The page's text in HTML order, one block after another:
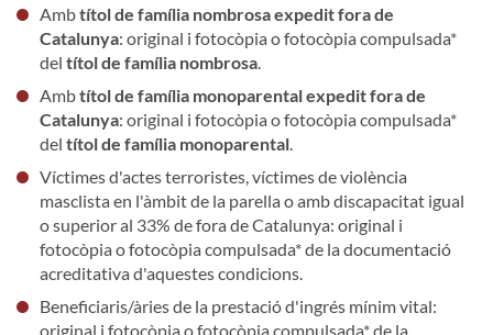
Ambtítol de família nombrosa expedit fora de
Catalunya: original i fotocòpia o fotocòpia compulsada*
del títol de família nombrosa.
Ambtítol de família monoparental expedit fora de
Catalunya: original i fotocòpia o fotocòpia compulsada*
del títol de família monoparental.
Víctimes d'actes terroristes, víctimes de violència
masclista en l'àmbit de la parella o amb discapacitat igual
o superior al 33% de fora de Catalunya: original i
fotocòpia o fotocòpia compulsada* de la documentació
acreditativa d'aquestes condicions.
Beneficiaris/àries de la prestació d'ingrés mínim vital:
original i fotocòpia o fotocòpia compulsada* de la